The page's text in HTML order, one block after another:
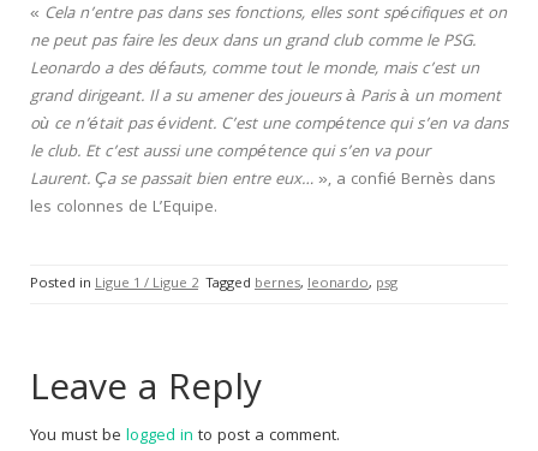
« Cela n’entre pas dans ses fonctions, elles sont spécifiques et on
ne peut pas faire les deux dans un grand club comme le PSG.
Leonardo a des défauts, comme tout le monde, mais c’est un
grand dirigeant. Il a su amener des joueurs à Paris à un moment
où ce n’était pas évident. C’est une compétence qui s’en va dans
le club. Et c’est aussi une compétence qui s’en va pour
Laurent. Ça se passait bien entre eux…», a confié Bernès dans
les colonnes de L’Equipe.
Posted in Ligue 1 / Ligue 2 Tagged bernes, leonardo, psg
Leave a Reply
You must be logged in to post a comment.